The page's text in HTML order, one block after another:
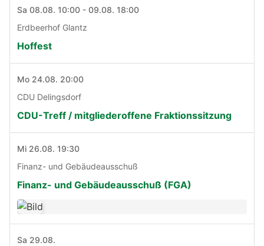
Sa 08.08. 10:00 - 09.08. 18:00
Erdbeerhof Glantz
Hoffest
Mo 24.08. 20:00
CDU Delingsdorf
CDU-Treff / mitgliederoffene Fraktionssitzung
Mi 26.08. 19:30
Finanz- und Gebäudeausschuß
Finanz- und Gebäudeausschuß (FGA)
Sa 29.08.